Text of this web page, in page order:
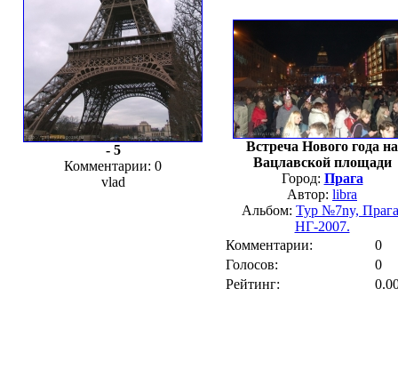
- 5
Комментарии: 0
vlad
Встреча Нового года на
Вацлавской площади
Город: Прага
Автор: libra
Альбом: Тур №7ny,
НГ-2007.
Комментарии:
0
Голосов:
0
Рейтинг: